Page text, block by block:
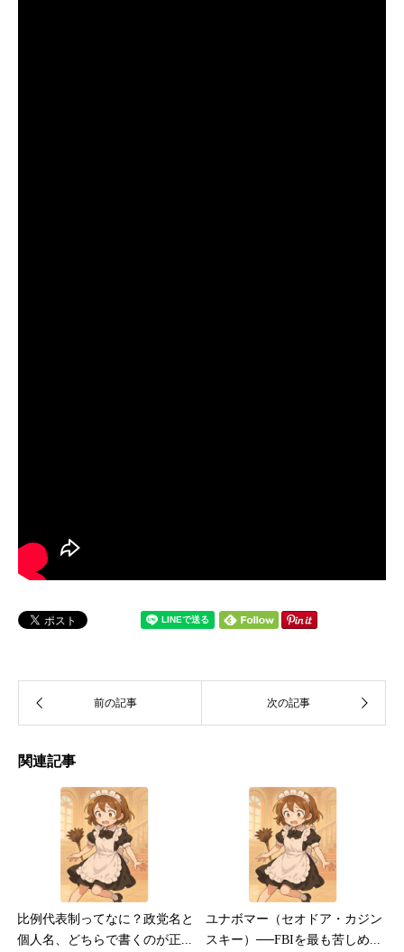
関連記事
比例代表制ってなに？政党名と
個人名、どちらで書くのが正...
ユナボマー（セオドア・カジン
スキー）──FBIを最も苦しめ...